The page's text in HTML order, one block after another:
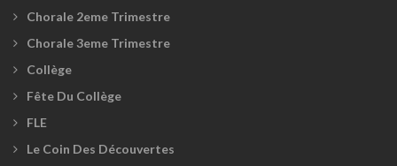
Chorale 2eme Trimestre
Chorale 3eme Trimestre
Collège
Fête Du Collège
FLE
Le Coin Des Découvertes